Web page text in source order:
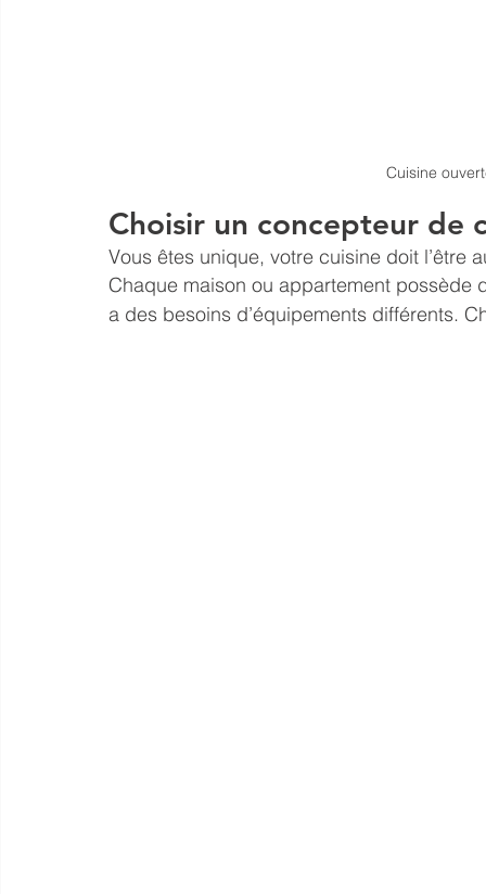
Cuisine
Choisir un concepteur de
Vous êtes unique, votre cuisine doit l’être
Chaque maison ou appartement possède
a des besoins d’équipements différents.